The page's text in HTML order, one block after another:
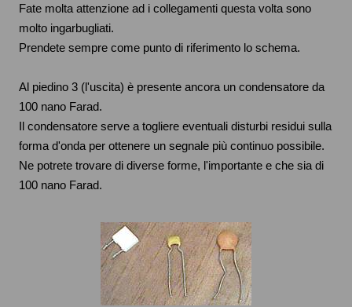
Fate molta attenzione ad i collegamenti questa volta sono
molto ingarbugliati.
Prendete sempre come punto di riferimento lo schema.
Al piedino 3 (l'uscita) è presente ancora un condensatore da
100 nano Farad.
Il condensatore serve a togliere eventuali disturbi residui sulla
forma d'onda per ottenere un segnale più continuo possibile.
Ne potrete trovare di diverse forme, l'importante e che sia di
100 nano Farad.